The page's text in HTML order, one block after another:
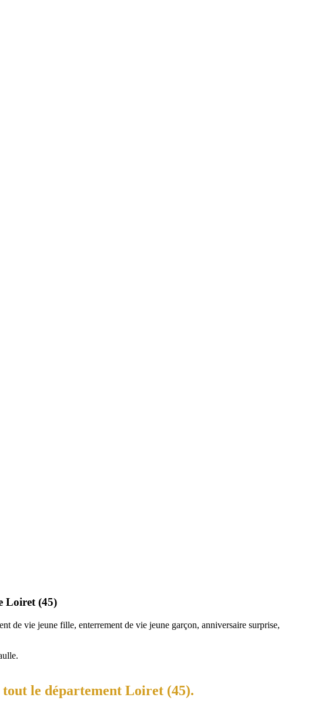
Loiret (45)
de vie jeune fille, enterrement de vie jeune garçon, anniversaire surprise,
le département Loiret (45).